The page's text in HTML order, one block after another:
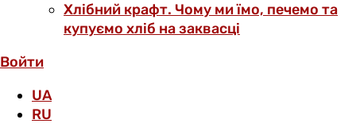
Хлібний крафт. Чому ми їмо, печемо та
купуємо хліб на заквасці
Войти
UA
RU